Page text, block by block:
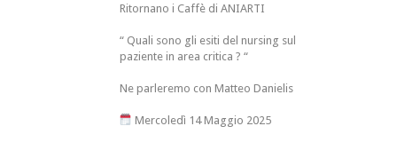
Ritornano i Caffè di ANIARTI
“ Quali sono gli esiti del nursing sul
paziente in area critica ? “
Ne parleremo con Matteo Danielis
Mercoledì 14 Maggio 2025